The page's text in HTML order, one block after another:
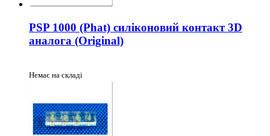
PSP 1000 (Phat) силіконовий контакт 3D
аналога (Original)
Немає на складі